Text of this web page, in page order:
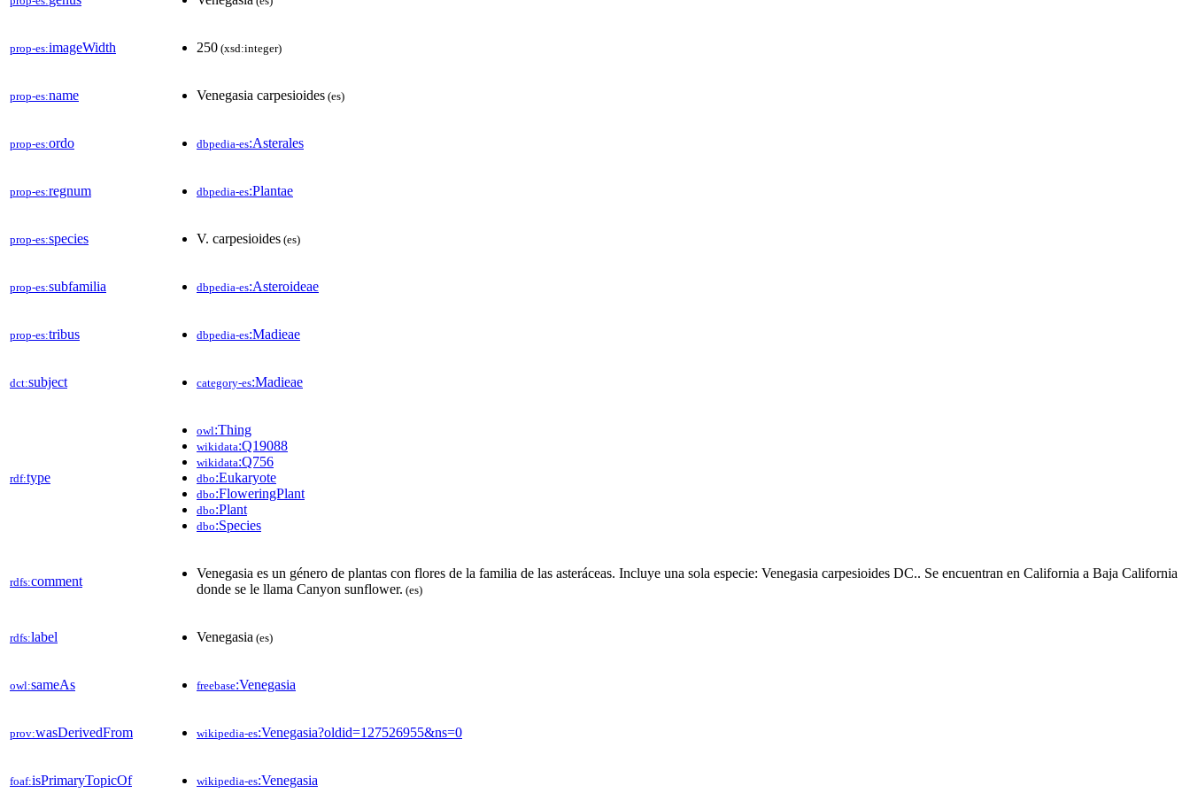
prop-es:imageWidth 250 (xsd:integer)
prop-es:name Venegasia carpesioides (es)
prop-es:ordo dbpedia-es:Asterales
prop-es:regnum dbpedia-es:Plantae
prop-es:species V. carpesioides (es)
prop-es:subfamilia dbpedia-es:Asteroideae
prop-es:tribus dbpedia-es:Madieae
dct:subject category-es:Madieae
rdf:type
owl:Thing
wikidata:Q19088
wikidata:Q756
dbo:Eukaryote
dbo:FloweringPlant
dbo:Plant
dbo:Species
rdfs:comment
Venegasia es un género de plantas con flores de la familia de las asteráceas. Incluye una sola especie: Venegasia carpesioides DC..​​ Se encuentran en California a Baja California
donde se le llama Canyon sunflower. (es)
rdfs:label Venegasia (es)
owl:sameAs freebase:Venegasia
prov:wasDerivedFrom wikipedia-es:Venegasia?oldid=127526955&ns=0
foaf:isPrimaryTopicOf wikipedia-es:Venegasia